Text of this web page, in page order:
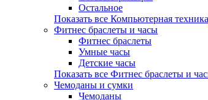
Остальное
Показать все Компьютерная техника
Фитнес браслеты и часы
Фитнес браслеты
Умные часы
Детские часы
Показать все Фитнес браслеты и
Чемоданы и сумки
Чемоданы